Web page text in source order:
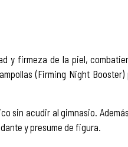
y firmeza de la piel,
(Firming Night
sin acudir al gimnasio.
y presume de figura.